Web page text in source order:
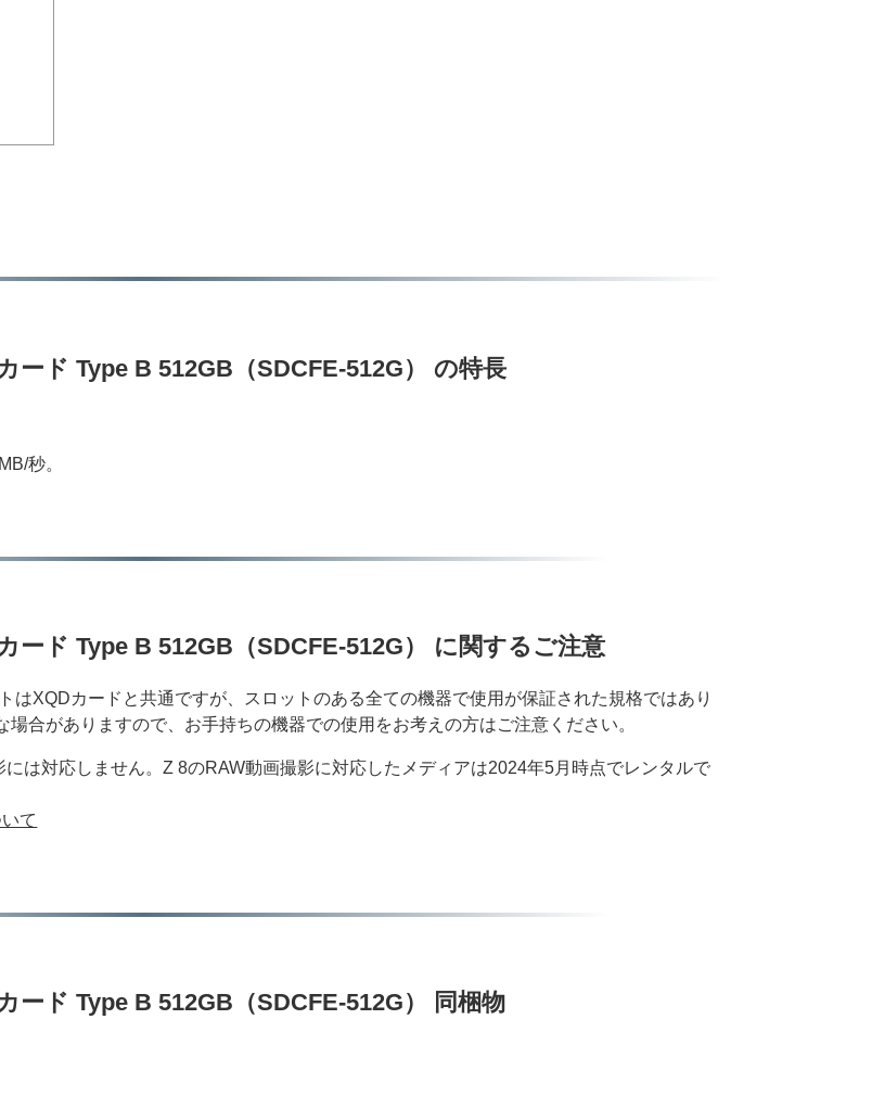
ド Type B 512GB（SDCFE-512G） の特長
秒。
ド Type B 512GB（SDCFE-512G） に関するご注意
はXQDカードと共通ですが、スロットのある全ての機器で使用が保証された規格ではあり
合がありますので、お手持ちの機器での使用をお考えの方はご注意ください。
は対応しません。Z 8のRAW動画撮影に対応したメディアは2024年5月時点でレンタルで
て
ド Type B 512GB（SDCFE-512G） 同梱物